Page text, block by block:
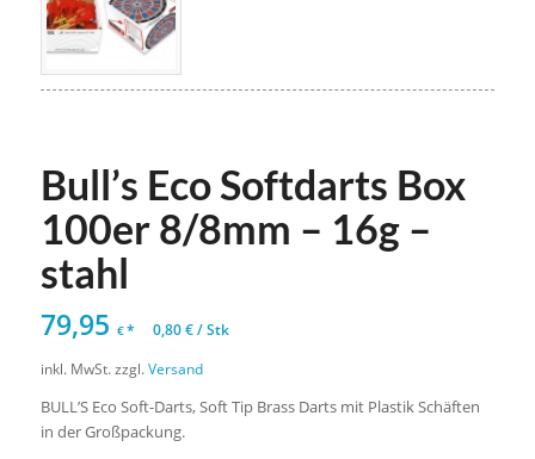
Bull’s Eco Softdarts Box
100er 8/8mm – 16g –
stahl
79,95 €* 0,80€/Stk
inkl. MwSt. zzgl.Versand
BULL’S Eco Soft-Darts, Soft Tip Brass Darts mit Plastik Schäften
in der Großpackung.